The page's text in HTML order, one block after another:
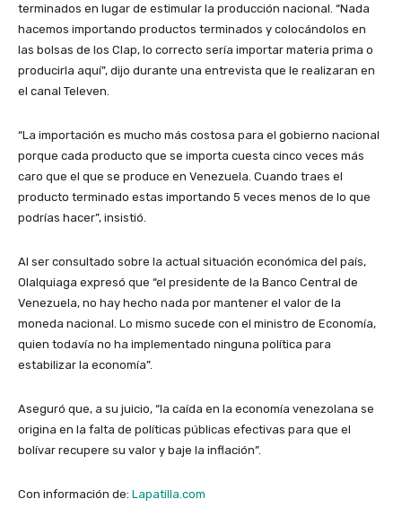
terminados en lugar de estimular la producción nacional. “Nada
hacemos importando productos terminados y colocándolos en
las bolsas de los Clap, lo correcto sería importar materia prima o
producirla aquí”, dijo durante una entrevista que le realizaran en
el canal Televen.
“La importación es mucho más costosa para el gobierno nacional
porque cada producto que se importa cuesta cinco veces más
caro que el que se produce en Venezuela. Cuando traes el
producto terminado estas importando 5 veces menos de lo que
podrías hacer”, insistió.
Al ser consultado sobre la actual situación económica del país,
Olalquiaga expresó que “el presidente de la Banco Central de
Venezuela, no hay hecho nada por mantener el valor de la
moneda nacional. Lo mismo sucede con el ministro de Economía,
quien todavía no ha implementado ninguna política para
estabilizar la economía”.
Aseguró que, a su juicio, “la caída en la economía venezolana se
origina en la falta de políticas públicas efectivas para que el
bolívar recupere su valor y baje la inflación”.
Con información de: Lapatilla.com